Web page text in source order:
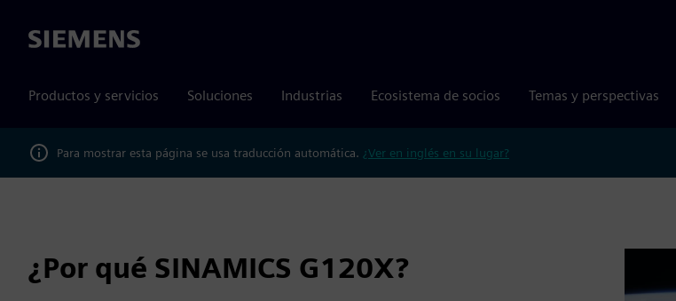
Siemens
Productos y servicios Soluciones Industrias Ecosistema de socios Temas y perspectivas
Para mostrar esta página se usa traducción automática. ¿Ver en inglés en su lugar?
¿Por qué SINAMICS G120X?